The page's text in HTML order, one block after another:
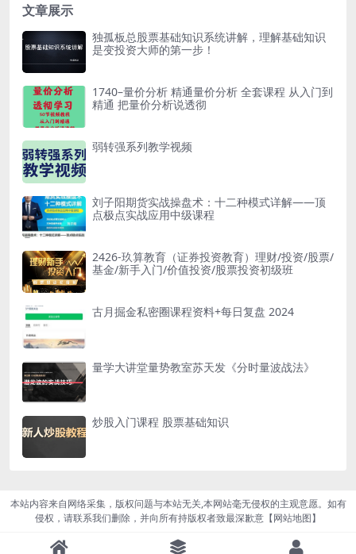
文章展示
独孤板总股票基础知识系统讲解，理解基础知识
是变投资大师的第一步！
1740–量价分析 精通量价分析 全套课程 从入门到
精通 把量价分析说透彻
弱转强系列教学视频
刘子阳期货实战操盘术：十二种模式详解——顶
点极点实战应用中级课程
2426-玖算教育（证券投资教育）理财/投资/股票/
基金/新手入门/价值投资/股票投资初级班
古月掘金私密圈课程资料+每日复盘 2024
量学大讲堂量势教室苏天发《分时量波战法》
炒股入门课程 股票基础知识
本站内容来自网络采集，版权问题与本站无关,本网站毫无侵权的主观意愿。如有
侵权，请联系我们删除，并向所有持版权者致最深歉意【网站地图】